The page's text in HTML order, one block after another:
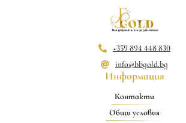
+359 894 448 830
info@bbgold.bg
Информация
Контакти
Общи условия